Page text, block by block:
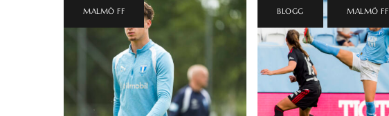
MALMÖ FF BLOGG MALMÖ FF